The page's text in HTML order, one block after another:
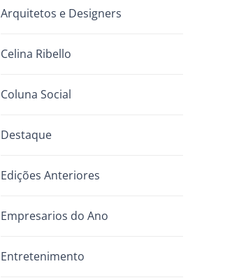
Arquitetos e Designers
Celina Ribello
Coluna Social
Destaque
Edições Anteriores
Empresarios do Ano
Entretenimento